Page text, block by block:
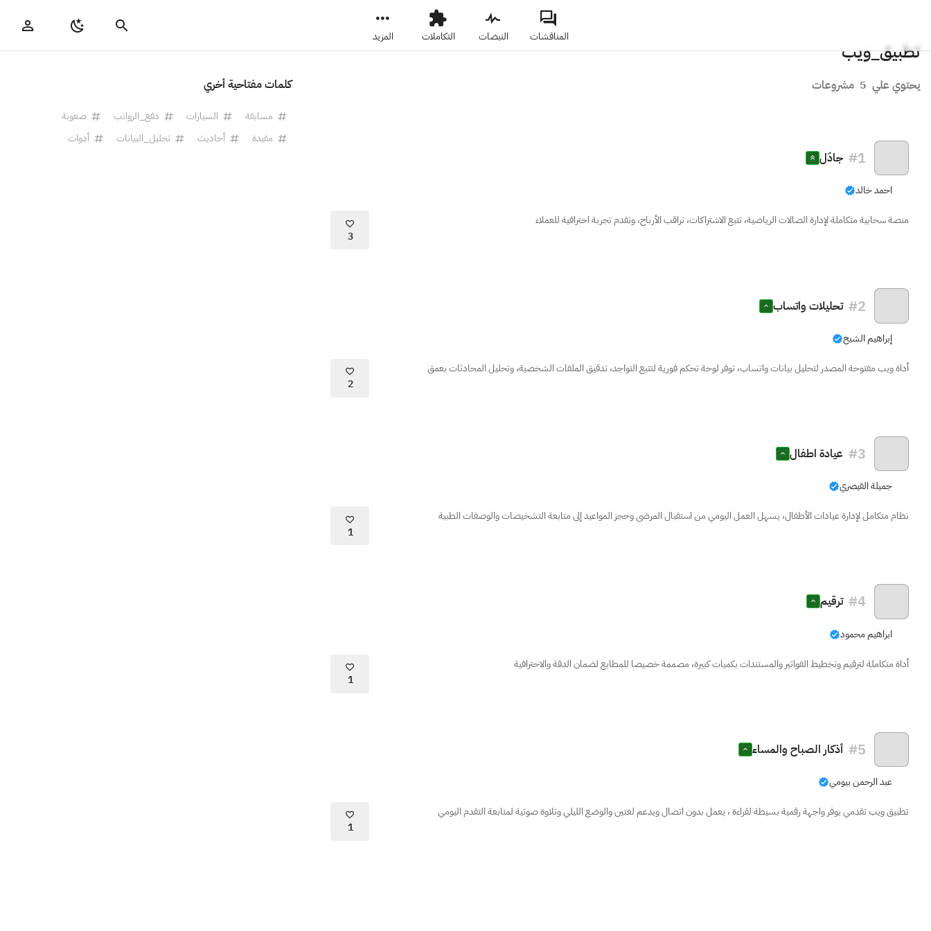
المناقشات النبضات التكاملات المزيد
تطبيق_ويب
يحتوي علي 5 مشروعات
#1 جادّل
احمد خالد
منصة سحابية متكاملة لإدارة الصالات الرياضية، تتبع الاشتراكات، تراقب الأرباح، وتقدم تجربة احترافية للعملاء
3
#2 تحليلات واتساب
إبراهيم الشيخ
أداة ويب مفتوحة المصدر لتحليل بيانات واتساب، توفر لوحة تحكم فورية لتتبع التواجد، تدقيق الملفات الشخصية، وتحليل المحادثات بعمق
2
#3 عيادة اطفال
جميلة القيصري
نظام متكامل لإدارة عيادات الأطفال، يسهل العمل اليومي من استقبال المرضى وحجز المواعيد إلى متابعة التشخيصات والوصفات الطبية
1
#4 ترقيم
ابراهيم محمود
أداة متكاملة لترقيم وتخطيط الفواتير والمستندات بكميات كبيرة، مصممة خصيصا للمطابع لضمان الدقة والاحترافية
1
#5 أذكار الصباح والمساء
عبد الرحمن بيومي
تطبيق ويب تقدمي يوفر واجهة رقمية بسيطة لقراءة ، يعمل بدون اتصال ويدعم لغتين والوضع الليلي وتلاوة صوتية لمتابعة التقدم اليومي
1
كلمات مفتاحية أخري
مسابقة السيارات دفع_الرواتب
صعوبة
مفيدة
أحاديث تحليل_البيانات أدوات